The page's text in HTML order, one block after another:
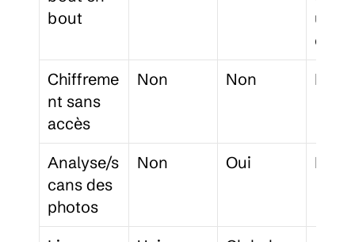
bout
ent)
Chiffreme
nt sans
accès
Non Non Non
Analyse/s
cans des
photos
Non Oui Non